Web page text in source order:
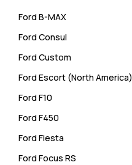
Ford B-MAX
Ford Consul
Ford Custom
Ford Escort (North America)
Ford F10
Ford F450
Ford Fiesta
Ford Focus RS